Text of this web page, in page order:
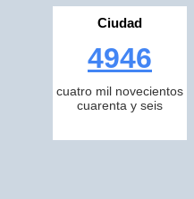
Ciudad
4946
cuatro mil novecientos
cuarenta y seis